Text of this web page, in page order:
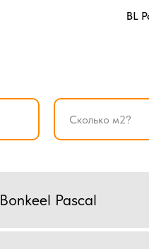
BL
Pascal